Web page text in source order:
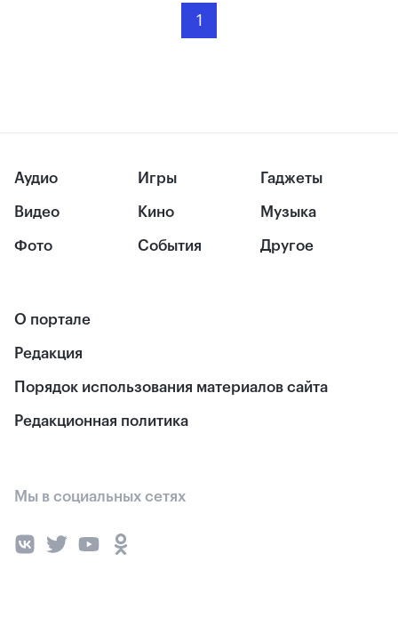
1
Аудио
Видео
Фото
Игры
Кино
События
Гаджеты
Музыка
Другое
О портале
Редакция
Порядок использования материалов сайта
Редакционная политика
Мы в социальных сетях